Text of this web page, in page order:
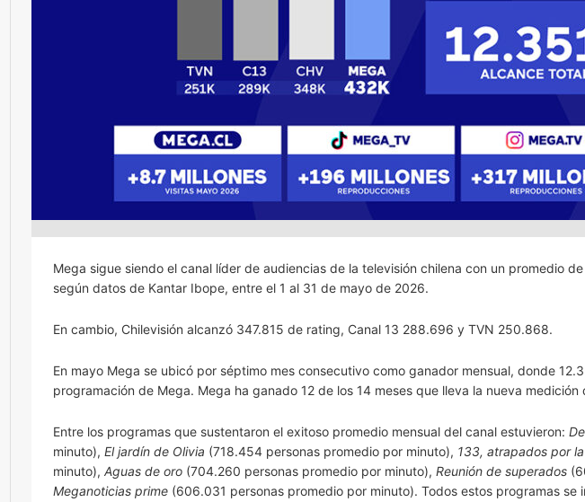
Mega sigue siendo el canal líder de audiencias de la televisión chilena con un promedio
según datos de Kantar Ibope, entre el 1 al 31 de mayo de 2026.
En cambio, Chilevisión alcanzó 347.815 de rating, Canal 13 288.696 y TVN 250.868.
En mayo Mega se ubicó por séptimo mes consecutivo como ganador mensual, donde
programación de Mega. Mega ha ganado 12 de los 14 meses que lleva la nueva medición
Entre los programas que sustentaron el exitoso promedio mensual del canal estuvieron:
minuto), El jardín de Olivia (718.454 personas promedio por minuto), 133, atrapados por
minuto), Aguas de oro (704.260 personas promedio por minuto), Reunión de superados
Meganoticias prime (606.031 personas promedio por minuto). Todos estos programas se